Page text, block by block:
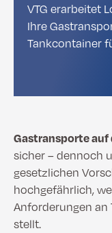
VTG erarbeitet
Ihre
Tankcontainer
Gastransporte auf
sicher – dennoch
gesetzlichen
hochgefährlich,
Anforderungen an
stellt.